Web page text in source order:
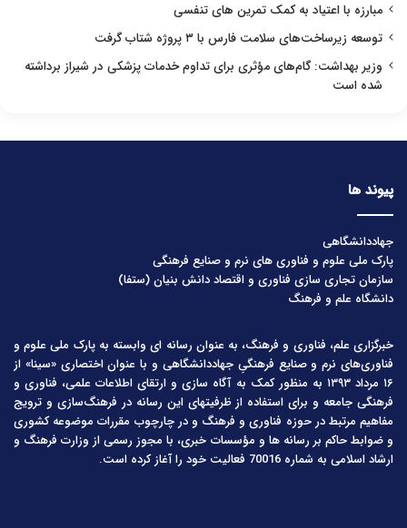
مبارزه با اعتیاد به کمک تمرین های تنفسی
توسعه زیرساخت‌های سلامت فارس با ۳ پروژه شتاب گرفت
وزیر بهداشت: گام‌های مؤثری برای تداوم خدمات پزشکی در شیراز برداشته
شده است
پیوند ها
جهاددانشگاهی
پارک ملی علوم و فناوری های نرم و صنایع فرهنگی
سازمان تجاری سازی فناوری و اقتصاد دانش بنیان (ستفا)
دانشگاه علم و فرهنگ
خبرگزاری علم، فناوری و فرهنگ، به عنوان رسانه ای وابسته به پارک ملی علوم و
فناوری‌های نرم و صنایع فرهنگیِ جهاددانشگاهی و با عنوان اختصاری «سینا» از
۱۶ مرداد ۱۳۹۳ به منظور کمک به آگاه سازی و ارتقای اطلاعات علمی، فناوری و
فرهنگی جامعه و برای استفاده از ظرفیتهای این رسانه در فرهنگ‌سازی و ترویج
مفاهیم مرتبط در حوزه فناوری و فرهنگ و در چارچوب مقررات موضوعه کشوری
و ضوابط حاکم بر رسانه ها و مؤسسات خبری، با مجوز رسمی از وزارت فرهنگ و
ارشاد اسلامی به شماره 70016 فعالیت خود را آغاز کرده است.